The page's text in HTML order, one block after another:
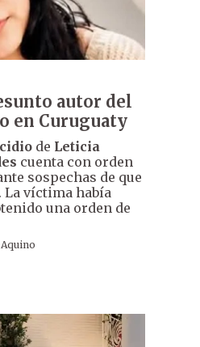
autor del
en Curuguaty
de Leticia
cuenta con orden
sospechas de que
. La víctima había
una orden de